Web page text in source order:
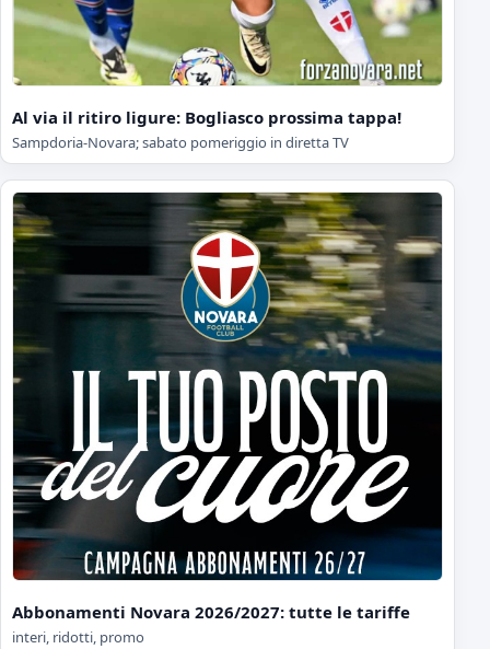
Al via il ritiro ligure: Bogliasco prossima tappa!
Sampdoria-Novara; sabato pomeriggio in diretta TV
Abbonamenti Novara 2026/2027: tutte le tariffe
interi, ridotti, promo